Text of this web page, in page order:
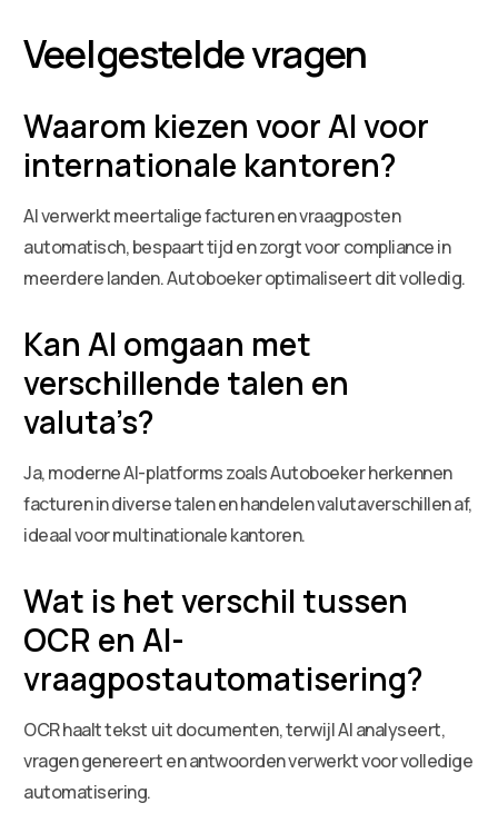
Veelgestelde vragen
Waarom kiezen voor AI voor
internationale kantoren?
AI verwerkt meertalige facturen en vraagposten
automatisch, bespaart tijd en zorgt voor compliance in
meerdere landen. Autoboeker optimaliseert dit volledig.
Kan AI omgaan met
verschillende talen en
valuta’s?
Ja, moderne AI-platforms zoals Autoboeker herkennen
facturen in diverse talen en handelen valutaverschillen af,
ideaal voor multinationale kantoren.
Wat is het verschil tussen
OCR en AI-
vraagpostautomatisering?
OCR haalt tekst uit documenten, terwijl AI analyseert,
vragen genereert en antwoorden verwerkt voor volledige
automatisering.